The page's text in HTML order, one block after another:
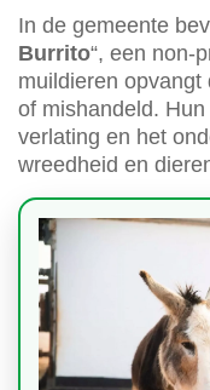
In de gemeente
Burrito“, een non-
muildieren
of mishandeld.
verlating en het
wreedheid en